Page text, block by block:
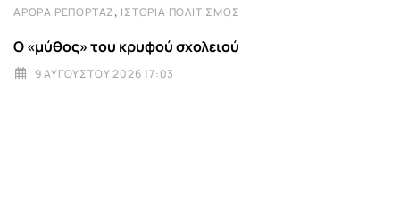
ΆΡΘΡΑ ΡΕΠΟΡΤΆΖ, ΙΣΤΟΡΊΑ ΠΟΛΙΤΙΣΜΌΣ
Ο «μύθος» του κρυφού σχολειού
9 ΑΥΓΟΎΣΤΟΥ 2026 17:03